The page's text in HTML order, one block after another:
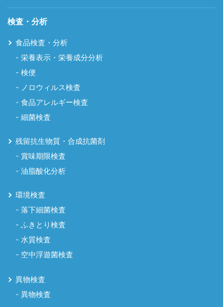
検査・分析
食品検査・分析
栄養表示・栄養成分分析
検便
ノロウィルス検査
食品アレルギー検査
細菌検査
残留抗生物質・合成抗菌剤
賞味期限検査
油脂酸化分析
環境検査
落下細菌検査
ふきとり検査
水質検査
空中浮遊菌検査
異物検査
異物検査